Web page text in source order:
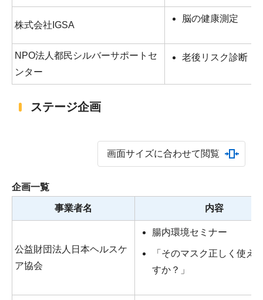
株式会社IGSA
脳の健康測定
NPO法人都民シルバーサポートセ
ンター
老後リスク診断
ステージ企画
画面サイズに合わせて閲覧
企画一覧
事業者名 内容
公益財団法人日本ヘルスケ
ア協会
腸内環境セミナー
「そのマスク正しく使え
すか？」